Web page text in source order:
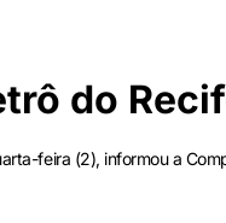
do
feira (2), informou a